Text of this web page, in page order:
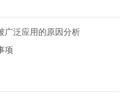
广泛应用的原因分析
项